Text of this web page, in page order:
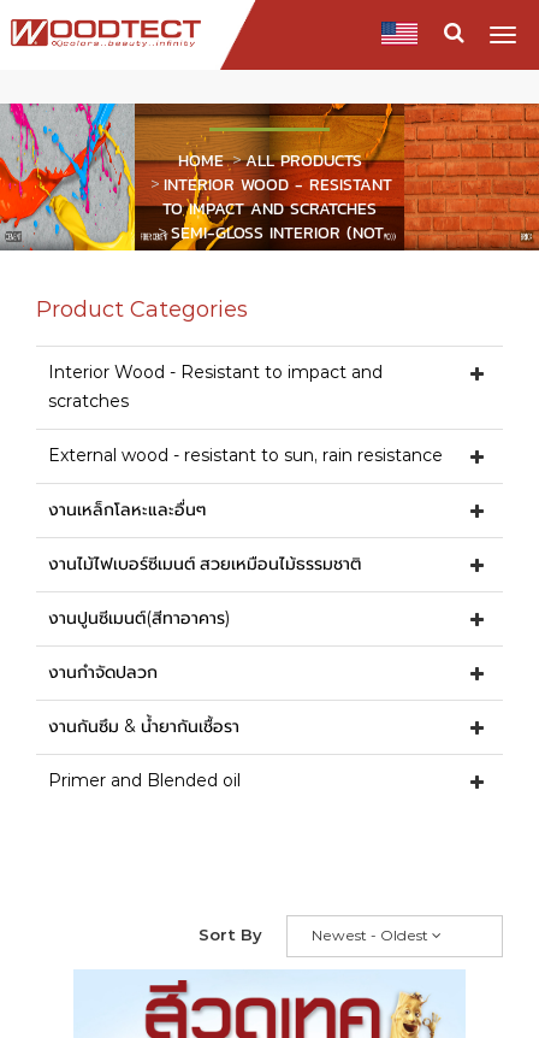
PRODUCTS
HOME
ALL PRODUCTS
INTERIOR WOOD - RESISTANT
TO IMPACT AND SCRATCHES
SEMI-GLOSS INTERIOR (NOT
EXPOSED TO SUNLIGHT)
Product Categories
Interior Wood - Resistant to impact and
scratches
External wood - resistant to sun, rain resistance
งานเหล็กโลหะและอื่นๆ
งานไม้ไฟเบอร์ซีเมนต์ สวยเหมือนไม้ธรรมชาติ
งานปูนซีเมนต์(สีทาอาคาร)
งานกำจัดปลวก
งานกันซึม & น้ำยากันเชื้อรา
Primer and Blended oil
Sort By Newest - Oldest